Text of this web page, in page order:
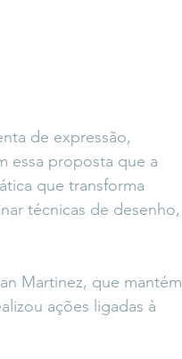
de expressão,
essa proposta que a
que transforma
técnicas de desenho,
Martinez, que mantém
ações ligadas à